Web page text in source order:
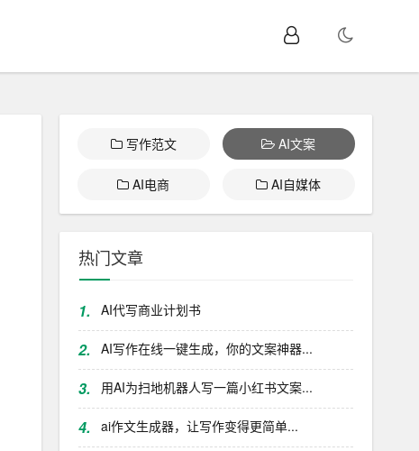
写作范文 AI文案
AI电商 AI自媒体
热门文章
1. AI代写商业计划书
2. AI写作在线一键生成，你的文案神器...
3. 用AI为扫地机器人写一篇小红书文案...
4. ai作文生成器，让写作变得更简单...